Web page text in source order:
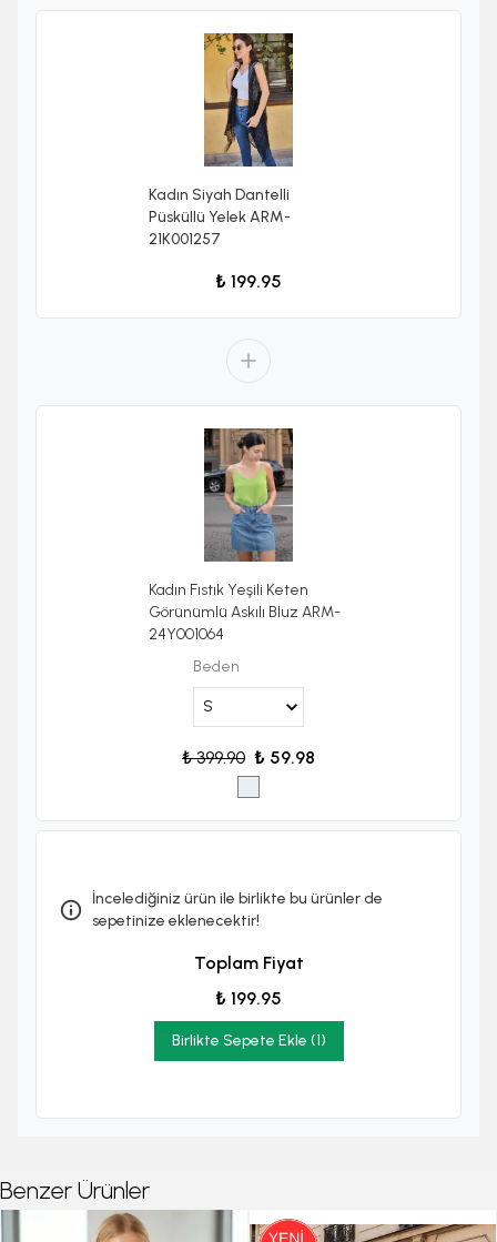
Kadın Siyah Dantelli
Püsküllü Yelek ARM-
21K001257
₺ 199.95
Kadın Fıstık Yeşili Keten
Görünümlü Askılı Bluz ARM-
24Y001064
Beden
₺ 399.90 ₺ 59.98
İncelediğiniz ürün ile birlikte bu ürünler de
sepetinize eklenecektir!
Toplam Fiyat
₺ 199.95
Birlikte Sepete Ekle (1)
Benzer Ürünler